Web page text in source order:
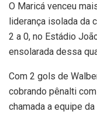
O Maricá venceu
liderança isolada da
2 a 0, no Estádio
ensolarada dessa
Com 2 gols de
cobrando pênalti
chamada a equipe